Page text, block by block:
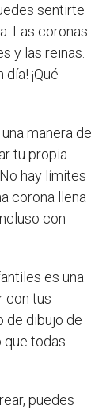
sentirte
Las coronas
y las reinas.
¡Qué
manera de
tu propia
hay límites
corona llena
con
es una
con tus
de dibujo de
que todas
puedes